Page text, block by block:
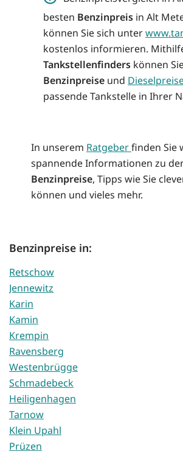
besten Benzinpreis in Alt
können Sie sich unter
kostenlos informieren.
Tankstellenfinders können
Benzinpreise und
passende Tankstelle in Ihrer
In unserem Ratgeberfinden Sie
spannende Informationen zu
Benzinpreise, Tipps wie Sie
können und vieles mehr.
Benzinpreise in:
Retschow
Jennewitz
Karin
Kamin
Krempin
Ravensberg
Westenbrügge
Schmadebeck
Heiligenhagen
Tarnow
Klein Upahl
Prüzen